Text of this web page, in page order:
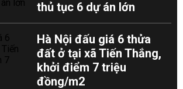
thủ tục 6 dự án lớn
Hà Nội đấu giá 6 thửa
đất ở tại xã Tiến Thắng,
khởi điểm 7 triệu
đồng/m2